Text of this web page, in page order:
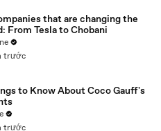
that are changing the
From Tesla to Chobani
trước
to Know About Coco Gauff's
trước